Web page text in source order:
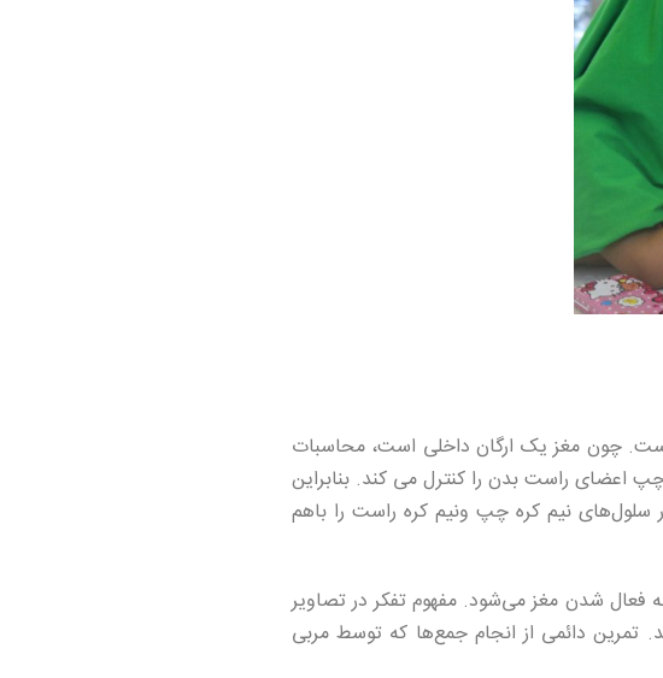
چون مغز یک ارگان داخلی است، محاسبات
اعضای راست بدن را کنترل می کند. بنابراین
سلول‌های نیم کره چپ ونیم کره راست را باهم
فعال شدن مغز می‌شود. مفهوم تفکر در تصاویر
تمرین دائمی از انجام جمع‌ها که توسط مربی